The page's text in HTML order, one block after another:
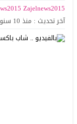
Zajelnews2015
آخر تحديث : منذ 10 سنوات